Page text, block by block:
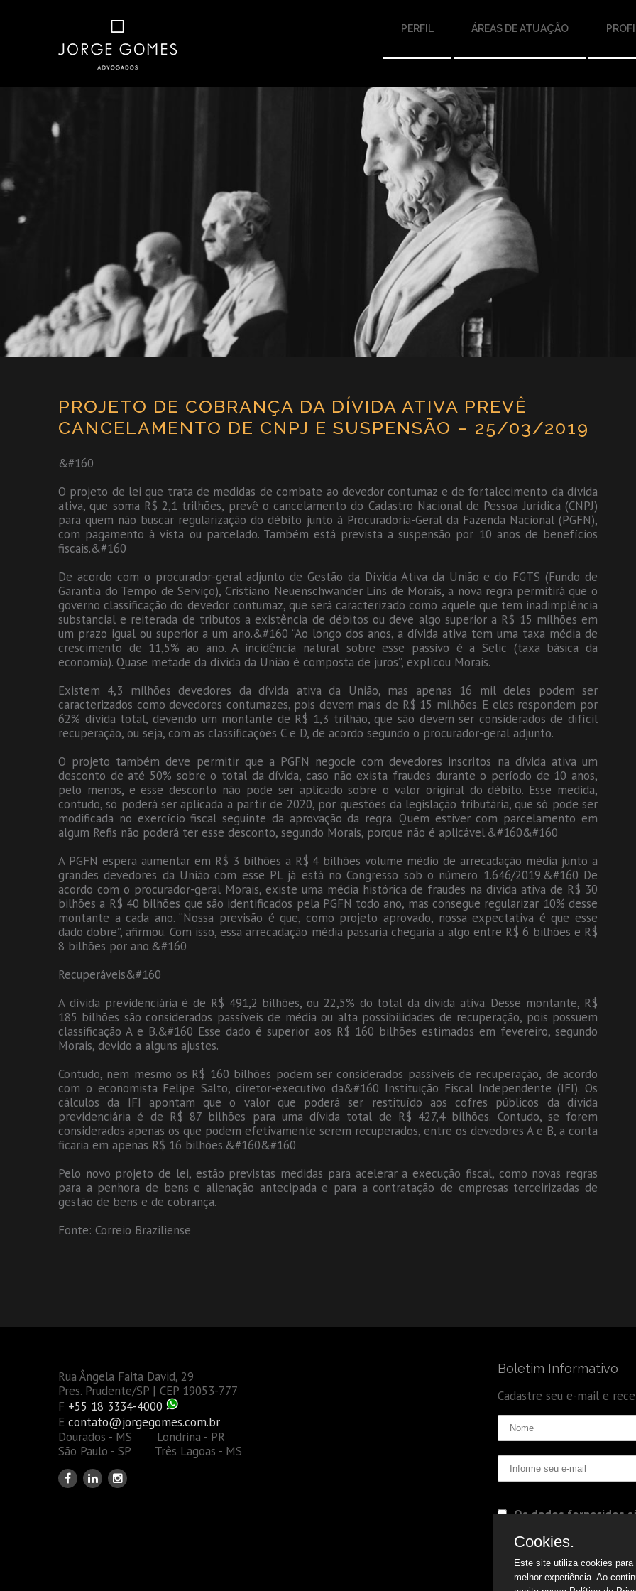
PERFIL ÁREAS DE ATUAÇÃO
PROJETO DE COBRANÇA DA DÍVIDA ATIVA PREVÊ
CANCELAMENTO DE CNPJ E SUSPENSÃO – 25/03/2019
&#160
O projeto de lei que trata de medidas de combate ao devedor contumaz e de fortalecimento da dívida
ativa, que soma R$ 2,1 trilhões, prevê o cancelamento do Cadastro Nacional de Pessoa Jurídica (CNPJ)
para quem não buscar regularização do débito junto à Procuradoria-Geral da Fazenda Nacional (PGFN),
com pagamento à vista ou parcelado. Também está prevista a suspensão por 10 anos de benefícios
fiscais.&#160
De acordo com o procurador-geral adjunto de Gestão da Dívida Ativa da União e do FGTS (Fundo de
Garantia do Tempo de Serviço), Cristiano Neuenschwander Lins de Morais, a nova regra permitirá que o
governo classificação do devedor contumaz, que será caracterizado como aquele que tem inadimplência
substancial e reiterada de tributos a existência de débitos ou deve algo superior a R$ 15 milhões em
um prazo igual ou superior a um ano.&#160 “Ao longo dos anos, a dívida ativa tem uma taxa média de
crescimento de 11,5% ao ano. A incidência natural sobre esse passivo é a Selic (taxa básica da
economia). Quase metade da dívida da União é composta de juros”, explicou Morais.
Existem 4,3 milhões devedores da dívida ativa da União, mas apenas 16 mil deles podem ser
caracterizados como devedores contumazes, pois devem mais de R$ 15 milhões. E eles respondem por
62% dívida total, devendo um montante de R$ 1,3 trilhão, que são devem ser considerados de difícil
recuperação, ou seja, com as classificações C e D, de acordo segundo o procurador-geral adjunto.
O projeto também deve permitir que a PGFN negocie com devedores inscritos na dívida ativa um
desconto de até 50% sobre o total da dívida, caso não exista fraudes durante o período de 10 anos,
pelo menos, e esse desconto não pode ser aplicado sobre o valor original do débito. Esse medida,
contudo, só poderá ser aplicada a partir de 2020, por questões da legislação tributária, que só pode ser
modificada no exercício fiscal seguinte da aprovação da regra. Quem estiver com parcelamento em
algum Refis não poderá ter esse desconto, segundo Morais, porque não é aplicável.&#160&#160
A PGFN espera aumentar em R$ 3 bilhões a R$ 4 bilhões volume médio de arrecadação média junto a
grandes devedores da União com esse PL já está no Congresso sob o número 1.646/2019.&#160 De
acordo com o procurador-geral Morais, existe uma média histórica de fraudes na dívida ativa de R$ 30
bilhões a R$ 40 bilhões que são identificados pela PGFN todo ano, mas consegue regularizar 10% desse
montante a cada ano. “Nossa previsão é que, como projeto aprovado, nossa expectativa é que esse
dado dobre”, afirmou. Com isso, essa arrecadação média passaria chegaria a algo entre R$ 6 bilhões e R$
8 bilhões por ano.&#160
Recuperáveis&#160
A dívida previdenciária é de R$ 491,2 bilhões, ou 22,5% do total da dívida ativa. Desse montante, R$
185 bilhões são considerados passíveis de média ou alta possibilidades de recuperação, pois possuem
classificação A e B.&#160 Esse dado é superior aos R$ 160 bilhões estimados em fevereiro, segundo
Morais, devido a alguns ajustes.
Contudo, nem mesmo os R$ 160 bilhões podem ser considerados passíveis de recuperação, de acordo
com o economista Felipe Salto, diretor-executivo da&#160 Instituição Fiscal Independente (IFI). Os
cálculos da IFI apontam que o valor que poderá ser restituído aos cofres públicos da dívida
previdenciária é de R$ 87 bilhões para uma dívida total de R$ 427,4 bilhões. Contudo, se forem
considerados apenas os que podem efetivamente serem recuperados, entre os devedores A e B, a conta
ficaria em apenas R$ 16 bilhões.&#160&#160
Pelo novo projeto de lei, estão previstas medidas para acelerar a execução fiscal, como novas regras
para a penhora de bens e alienação antecipada e para a contratação de empresas terceirizadas de
gestão de bens e de cobrança.
Fonte: Correio Braziliense
Rua Ângela Faita David, 29
Pres. Prudente/SP | CEP 19053-777
F +55 18 3334-4000
E contato@jorgegomes.com.br
Dourados - MS Londrina - PR
São Paulo - SP Três Lagoas - MS
Boletim Informativo
Cadastre seu e-mail e
Os dados fornecidos
Cookies.
Este site utiliza cookies para
melhor experiência. Ao